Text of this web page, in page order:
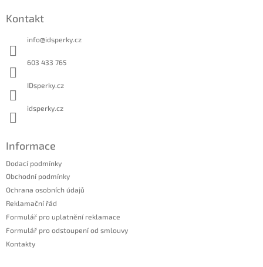
Kontakt
info@idsperky.cz
603 433 765
IDsperky.cz
idsperky.cz
Informace
Dodací podmínky
Obchodní podmínky
Ochrana osobních údajů
Reklamační řád
Formulář pro uplatnění reklamace
Formulář pro odstoupení od smlouvy
Kontakty